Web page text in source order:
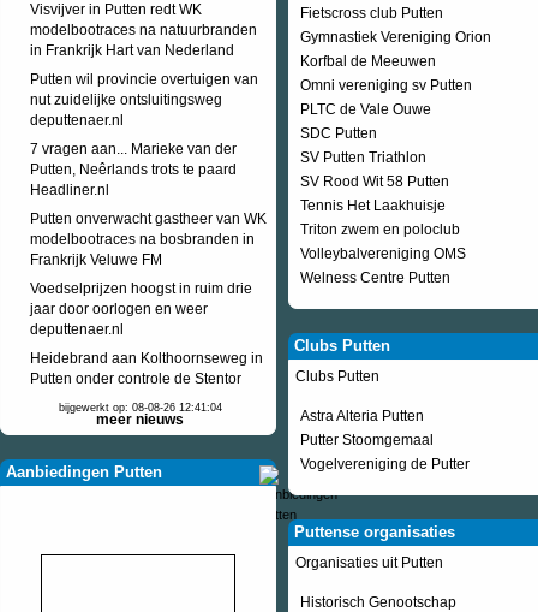
Visvijver in Putten redt WK
modelbootraces na natuurbranden
in Frankrijk Hart van Nederland
Putten wil provincie overtuigen van
nut zuidelijke ontsluitingsweg
deputtenaer.nl
7 vragen aan... Marieke van der
Putten, Neêrlands trots te paard
Headliner.nl
Putten onverwacht gastheer van WK
modelbootraces na bosbranden in
Frankrijk Veluwe FM
Voedselprijzen hoogst in ruim drie
jaar door oorlogen en weer
deputtenaer.nl
Heidebrand aan Kolthoornseweg in
Putten onder controle de Stentor
bijgewerkt op: 08-08-26 12:41:04
meer nieuws
Aanbiedingen Putten
Fietscross club Putten
Gymnastiek Vereniging Orion
Korfbal de Meeuwen
Omni vereniging sv Putten
PLTC de Vale Ouwe
SDC Putten
SV Putten Triathlon
SV Rood Wit 58 Putten
Tennis Het Laakhuisje
Triton zwem en poloclub
Volleybalvereniging OMS
Welness Centre Putten
Clubs Putten
Clubs Putten
Astra Alteria Putten
Putter Stoomgemaal
Vogelvereniging de Putter
Puttense organisaties
Organisaties uit Putten
Historisch Genootschap